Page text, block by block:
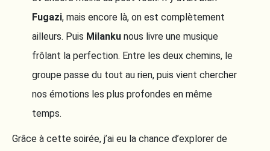
Fugazi, mais encore là, on est complètement
ailleurs. Puis Milankunous livre une musique
frôlant la perfection. Entre les deux chemins, le
groupe passe du tout au rien, puis vient chercher
nos émotions les plus profondes en même
temps.
Grâce à cette soirée, j’ai eu la chance d’explorer de